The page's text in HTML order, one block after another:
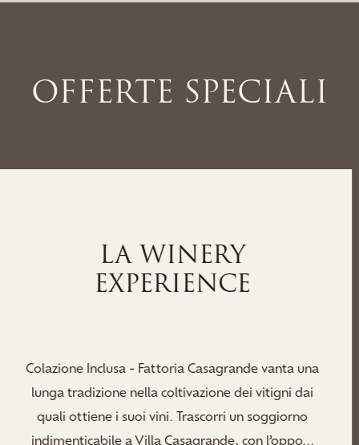
OFFERTE SPECIALI
LA SPA EXPERIENCE
santuario sereno della nostra Spa, dove
rigeneranti, una tranquilla vasca
aree relax ti invitano a distenderti, rigenerarti